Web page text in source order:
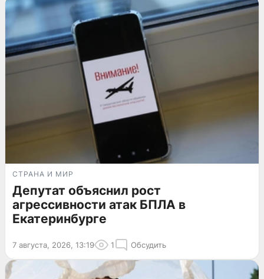
СТРАНА И МИР
Депутат объяснил рост
агрессивности атак БПЛА в
Екатеринбурге
7 августа, 2026, 13:19 1 Обсудить